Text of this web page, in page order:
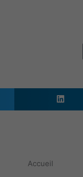
Accueil